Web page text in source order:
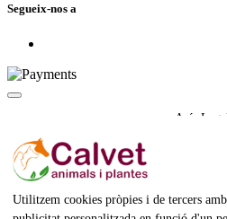
Segueix-nos a
Utilitzem cookies pròpies i de tercers
Avís
Condicions de